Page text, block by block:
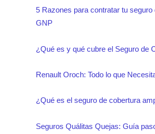
5 Razones para contratar tu seguro
GNP
¿Qué es y qué cubre el Seguro de
Renault Oroch: Todo lo que
¿Qué es el seguro de cobertura
Seguros Quálitas Quejas: Guía